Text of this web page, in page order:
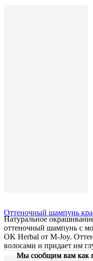
Оттеночный шампунь
Натуральное
оттеночный шампунь с
OK Herbal от M-Joy.
волосами и придает им
Мы сообщим вам как
Мы сообщим вам как
Мы сообщим вам как